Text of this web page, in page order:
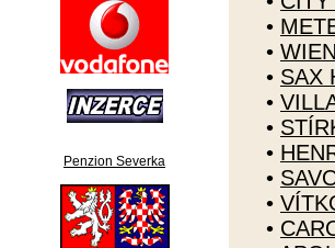
Penzion Severka
•
•
• SAX
•
•
•
•
•
•